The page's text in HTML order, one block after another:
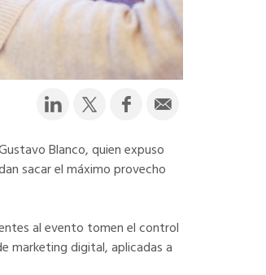
Blanco, quien expuso
sacar el máximo provecho
al evento tomen el control
marketing digital, aplicadas a